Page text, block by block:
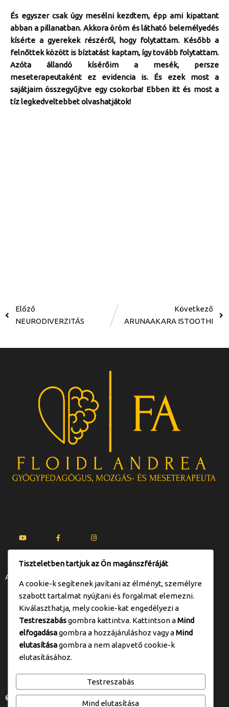
És egyszer csak úgy mesélni kezdtem, épp ami kipattant
abban a pillanatban. Akkora öröm és látható belemélyedés
kísérte a gyerekek részéről, hogy folytattam. Később a
felnőttek között is bíztatást kaptam, így tovább folytattam.
Azóta állandó kísérőim a mesék, persze
meseterapeutaként ez evidencia is. És ezek most a
sajátjaim összegyűjtve egy csokorba! Ebben itt és most a
tíz legkedveltebbet olvashatjátok!
Előző
NEURODIVERZITÁS
Következő
ARUNAAKARA ISTOOTHI
Adatkezelési tájékoztató
2094. Nagykovácsi,Kossuth Lajos u. 71.
mozgasterapeuta1@gmail.com
© 2025 Floidl Andrea webdesign U25 Kft. - Eszter András -
Tiszteletben tartjuk az Ön magánszféráját
A cookie-k segítenek javítani az élményt, személyre
szabott tartalmat nyújtani és forgalmat elemezni.
Kiválaszthatja, mely cookie-kat engedélyezi a
Testreszabásgombra kattintva. Kattintson aMind
elfogadásagombra a hozzájáruláshoz vagy aMind
elutasításagombra a nem alapvető cookie-k
elutasításához.
Testreszabás
Mind elutasítása